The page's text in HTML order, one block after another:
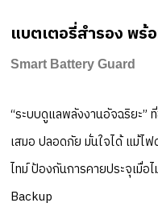
แบตเตอรี่สำรอง พร้
Smart Battery Guard
“ระบบดูแลพลังงานอัจฉริยะ
เสมอ ปลอดภัย มั่นใจได้ แม้ไ
ไทม์ ป้องกันการคายประจุเมื่อ
Backup